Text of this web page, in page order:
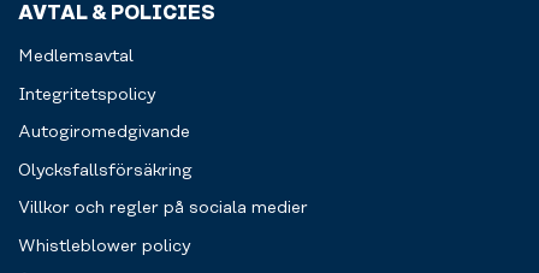
AVTAL & POLICIES
Medlemsavtal
Integritetspolicy
Autogiromedgivande
Olycksfallsförsäkring
Villkor och regler på sociala medier
Whistleblower policy